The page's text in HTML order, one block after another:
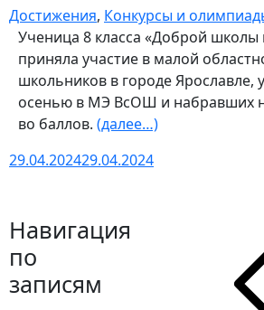
Достижения, Конкурсы и
Ученица 8 класса «Доброй школы
приняла участие в малой
школьников в городе Ярославле,
осенью в МЭ ВсОШ и набравших
во баллов. (далее…)
29.04.202429.04.2024
Навигация
по
записям